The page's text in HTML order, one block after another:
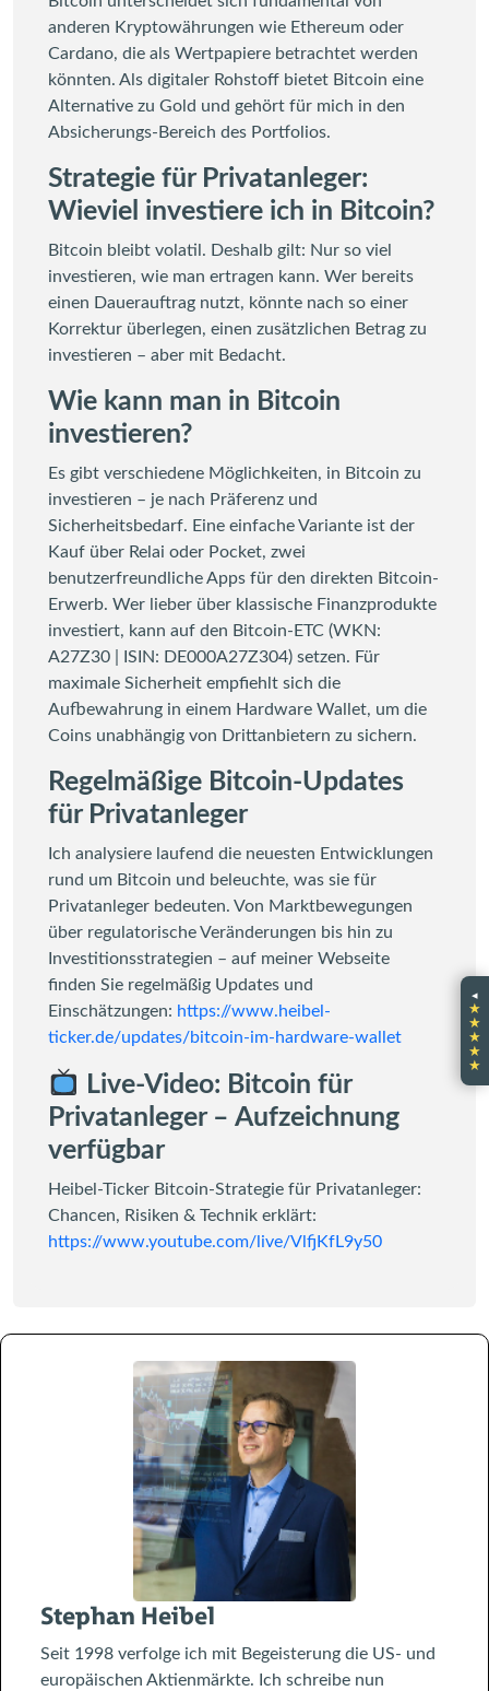
anderen Kryptowährungen wie Ethereum oder
Cardano, die als Wertpapiere betrachtet werden
könnten. Als digitaler Rohstoff bietet Bitcoin eine
Alternative zu Gold und gehört für mich in den
Absicherungs-Bereich des Portfolios.
Strategie für Privatanleger:
Wieviel investiere ich in Bitcoin?
Bitcoin bleibt volatil. Deshalb gilt: Nur so viel
investieren, wie man ertragen kann. Wer bereits
einen Dauerauftrag nutzt, könnte nach so einer
Korrektur überlegen, einen zusätzlichen Betrag zu
investieren – aber mit Bedacht.
Wie kann man in Bitcoin
investieren?
Es gibt verschiedene Möglichkeiten, in Bitcoin zu
investieren – je nach Präferenz und
Sicherheitsbedarf. Eine einfache Variante ist der
Kauf über Relai oder Pocket, zwei
benutzerfreundliche Apps für den direkten Bitcoin-
Erwerb. Wer lieber über klassische Finanzprodukte
investiert, kann auf den Bitcoin-ETC (WKN:
A27Z30 | ISIN: DE000A27Z304) setzen. Für
maximale Sicherheit empfiehlt sich die
Aufbewahrung in einem Hardware Wallet, um die
Coins unabhängig von Drittanbietern zu sichern.
Regelmäßige Bitcoin-Updates
für Privatanleger
Ich analysiere laufend die neuesten Entwicklungen
rund um Bitcoin und beleuchte, was sie für
Privatanleger bedeuten. Von Marktbewegungen
über regulatorische Veränderungen bis hin zu
Investitionsstrategien – auf meiner Webseite
finden Sie regelmäßig Updates und
Einschätzungen: https://www.heibel-
ticker.de/updates/bitcoin-im-hardware-wallet
Live-Video: Bitcoin für
Privatanleger – Aufzeichnung
verfügbar
Heibel-Ticker Bitcoin-Strategie für Privatanleger:
Chancen, Risiken & Technik erklärt:
https://www.youtube.com/live/VlfjKfL9y50
Stephan Heibel
Seit 1998 verfolge ich mit Begeisterung die US- und
europäischen Aktienmärkte. Ich schreibe nun
◂
★
★
★
★
★